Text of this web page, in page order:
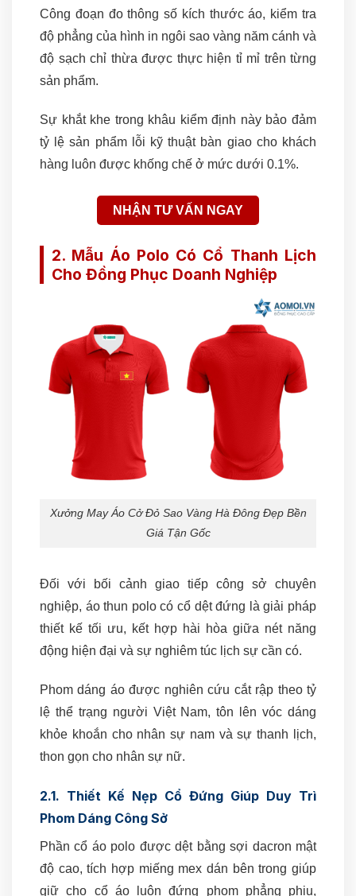
Công đoạn đo thông số kích thước áo, kiểm tra
độ phẳng của hình in ngôi sao vàng năm cánh và
độ sạch chỉ thừa được thực hiện tỉ mỉ trên từng
sản phẩm.
Sự khắt khe trong khâu kiểm định này bảo đảm
tỷ lệ sản phẩm lỗi kỹ thuật bàn giao cho khách
hàng luôn được khống chế ở mức dưới 0.1%.
NHẬN TƯ VẤN NGAY
2. Mẫu Áo Polo Có Cổ Thanh Lịch
Cho Đồng Phục Doanh Nghiệp
Xưởng May Áo Cở Đỏ Sao Vàng Hà Đông Đẹp Bền
Giá Tận Gốc
Đối với bối cảnh giao tiếp công sở chuyên
nghiệp, áo thun polo có cổ dệt đứng là giải pháp
thiết kế tối ưu, kết hợp hài hòa giữa nét năng
động hiện đại và sự nghiêm túc lịch sự cần có.
Phom dáng áo được nghiên cứu cắt rập theo tỷ
lệ thể trạng người Việt Nam, tôn lên vóc dáng
khỏe khoắn cho nhân sự nam và sự thanh lịch,
thon gọn cho nhân sự nữ.
2.1. Thiết Kế Nẹp Cổ Đứng Giúp Duy Trì
Phom Dáng Công Sở
Phần cổ áo polo được dệt bằng sợi dacron mật
độ cao, tích hợp miếng mex dán bên trong giúp
giữ cho cổ áo luôn đứng phom phẳng phiu,